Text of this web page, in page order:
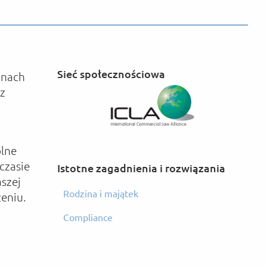
Sieć społecznościowa
Istotne zagadnienia i rozwiązania
Rodzina i majątek
Compliance